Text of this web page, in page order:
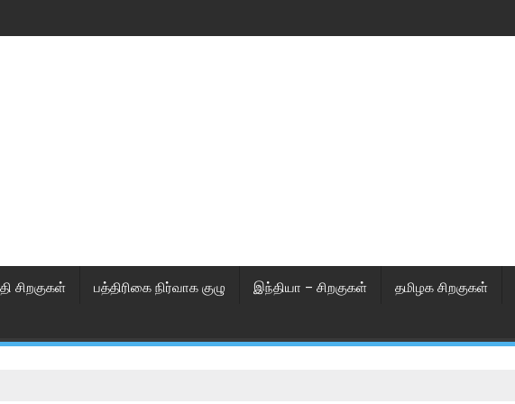
சிறகுகள் பத்திரிகை நிர்வாக குழு இந்தியா – சிறகுகள் தமிழக சிறகுகள்